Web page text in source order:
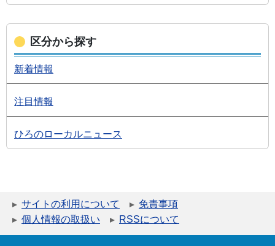
区分から探す
新着情報
注目情報
ひろのローカルニュース
サイトの利用について
免責事項
個人情報の取扱い
RSSについて